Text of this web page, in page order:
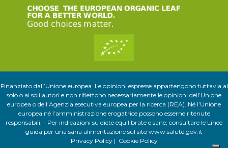
Finanziato dall’Unione europea. Le opinioni espresse appartengono tuttavia al
solo o ai soli autori e non riflettono necessariamente le opinioni dell’Unione
europea o dell’Agenzia esecutiva europea per la ricerca (REA). Né l’Unione
europea né l’amministrazione erogatrice possono esserne ritenute
responsabili. - Per indicazioni su diete equilibrate e sane, consultare le Linee
guida per una sana alimentazione sul sito www.salute.gov.it
Privacy Policy| Cookie Policy